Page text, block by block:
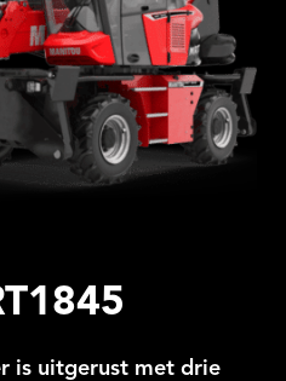
is uitgerust met drie